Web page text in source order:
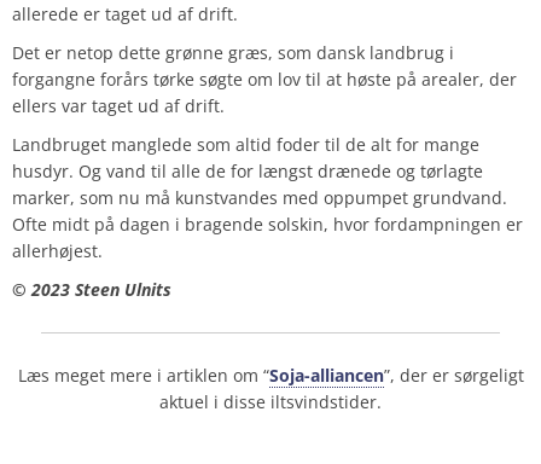
allerede er taget ud af drift.
Det er netop dette grønne græs, som dansk landbrug i
forgangne forårs tørke søgte om lov til at høste på arealer, der
ellers var taget ud af drift.
Landbruget manglede som altid foder til de alt for mange
husdyr. Og vand til alle de for længst drænede og tørlagte
marker, som nu må kunstvandes med oppumpet grundvand.
Ofte midt på dagen i bragende solskin, hvor fordampningen er
allerhøjest.
© 2023 Steen Ulnits
Læs meget mere i artiklen om “Soja-alliancen”, der er sørgeligt
aktuel i disse iltsvindstider.